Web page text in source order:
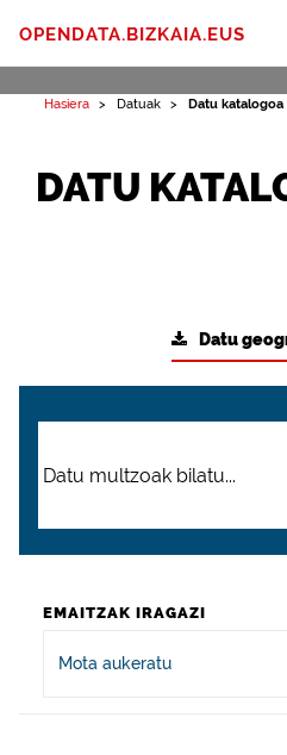
OPENDATA.BIZKAIA.EUS
Hasiera Datuak Datu katalogoa
DATU
Datu
EMAITZAK IRAGAZI
Mota aukeratu